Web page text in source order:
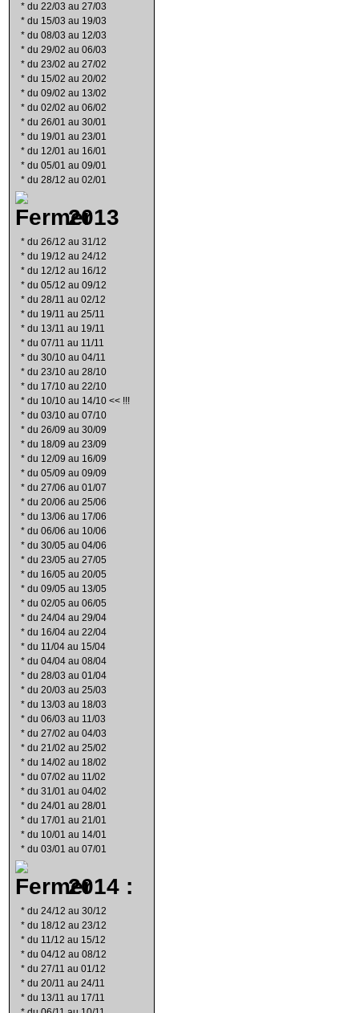
* du 22/03 au 27/03
* du 15/03 au 19/03
* du 08/03 au 12/03
* du 29/02 au 06/03
* du 23/02 au 27/02
* du 15/02 au 20/02
* du 09/02 au 13/02
* du 02/02 au 06/02
* du 26/01 au 30/01
* du 19/01 au 23/01
* du 12/01 au 16/01
* du 05/01 au 09/01
* du 28/12 au 02/01
2013
* du 26/12 au 31/12
* du 19/12 au 24/12
* du 12/12 au 16/12
* du 05/12 au 09/12
* du 28/11 au 02/12
* du 19/11 au 25/11
* du 13/11 au 19/11
* du 07/11 au 11/11
* du 30/10 au 04/11
* du 23/10 au 28/10
* du 17/10 au 22/10
* du 10/10 au 14/10 << !!!
* du 03/10 au 07/10
* du 26/09 au 30/09
* du 18/09 au 23/09
* du 12/09 au 16/09
* du 05/09 au 09/09
* du 27/06 au 01/07
* du 20/06 au 25/06
* du 13/06 au 17/06
* du 06/06 au 10/06
* du 30/05 au 04/06
* du 23/05 au 27/05
* du 16/05 au 20/05
* du 09/05 au 13/05
* du 02/05 au 06/05
* du 24/04 au 29/04
* du 16/04 au 22/04
* du 11/04 au 15/04
* du 04/04 au 08/04
* du 28/03 au 01/04
* du 20/03 au 25/03
* du 13/03 au 18/03
* du 06/03 au 11/03
* du 27/02 au 04/03
* du 21/02 au 25/02
* du 14/02 au 18/02
* du 07/02 au 11/02
* du 31/01 au 04/02
* du 24/01 au 28/01
* du 17/01 au 21/01
* du 10/01 au 14/01
* du 03/01 au 07/01
2014 :
* du 24/12 au 30/12
* du 18/12 au 23/12
* du 11/12 au 15/12
* du 04/12 au 08/12
* du 27/11 au 01/12
* du 20/11 au 24/11
* du 13/11 au 17/11